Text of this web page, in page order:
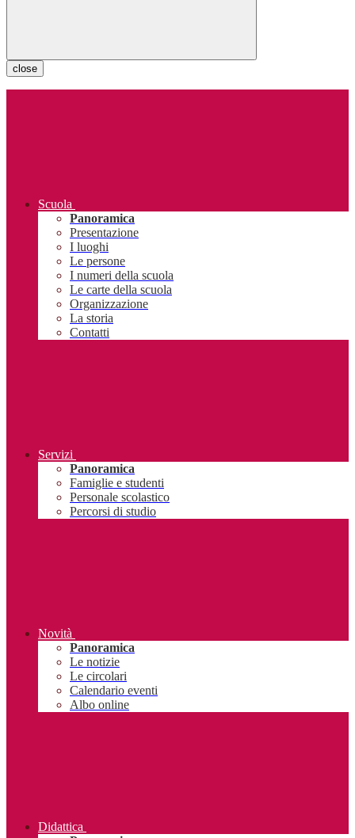
close
Scuola
Panoramica
Presentazione
I luoghi
Le persone
I numeri della scuola
Le carte della scuola
Organizzazione
La storia
Contatti
Servizi
Panoramica
Famiglie e studenti
Personale scolastico
Percorsi di studio
Novità
Panoramica
Le notizie
Le circolari
Calendario eventi
Albo online
Didattica